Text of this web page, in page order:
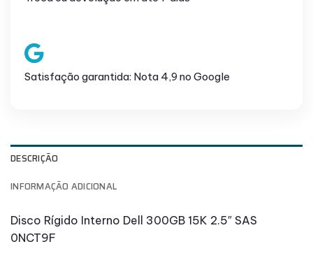
Satisfação garantida: Nota 4,9 no Google
DESCRIÇÃO
INFORMAÇÃO ADICIONAL
Disco Rígido Interno Dell 300GB 15K 2.5″ SAS
0NCT9F